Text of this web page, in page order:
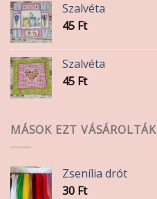
Szalvéta
45 Ft
Szalvéta
45 Ft
MÁSOK EZT VÁSÁROLTÁK
Zsenília drót
30 Ft